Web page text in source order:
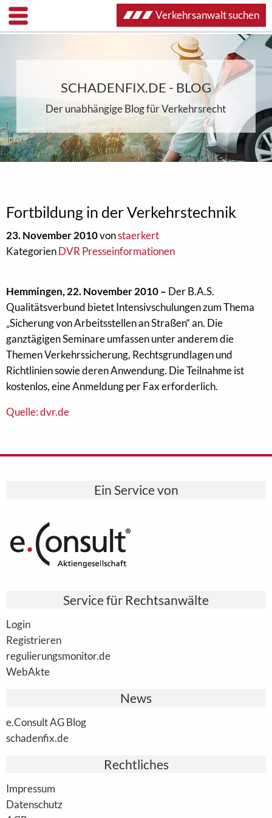
SCHADENFIX.DE - BLOG
Der unabhängige Blog für Verkehrsrecht
Fortbildung in der Verkehrstechnik
23. November 2010vonstaerkert
KategorienDVR Presseinformationen
Hemmingen, 22. November 2010 – Der B.A.S.
Qualitätsverbund bietet Intensivschulungen zum Thema
„Sicherung von Arbeitsstellen an Straßen“ an. Die
ganztägigen Seminare umfassen unter anderem die
Themen Verkehrssicherung, Rechtsgrundlagen und
Richtlinien sowie deren Anwendung. Die Teilnahme ist
kostenlos, eine Anmeldung per Fax erforderlich.
Quelle: dvr.de
Ein Service von
Service für Rechtsanwälte
Login
Registrieren
regulierungsmonitor.de
WebAkte
News
e.Consult AG Blog
schadenfix.de
Rechtliches
Impressum
Datenschutz
Verkehrsanwalt suchen